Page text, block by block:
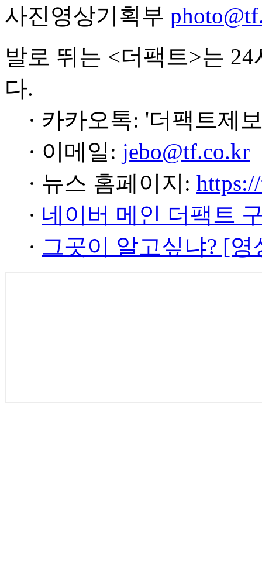
사진영상기획부
발로 뛰는 <더팩트>는
다.
· 카카오톡: '더팩트제
· 이메일: jebo@tf.co.kr
· 뉴스 홈페이지:
· 네이버 메인 더팩트
· 그곳이 알고싶냐? [